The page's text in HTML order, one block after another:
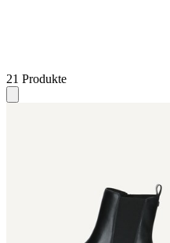
21 Produkte